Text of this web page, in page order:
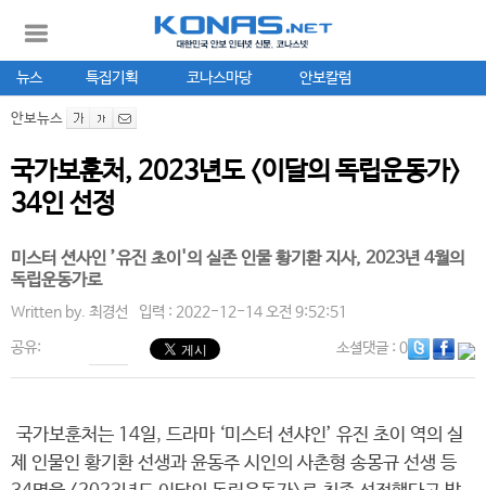
뉴스 특집기획 코나스마당 안보칼럼
안보뉴스
국가보훈처, 2023년도 <이달의 독립운동가>
34인 선정
미스터 션사인 ’유진 초이'의 실존 인물 황기환 지사, 2023년 4월의
독립운동가로
Written by. 최경선 입력 : 2022-12-14 오전 9:52:51
공유: 소셜댓글: 0
국가보훈처는 14일, 드라마 ‘미스터 션샤인’ 유진 초이 역의 실
제 인물인 황기환 선생과 윤동주 시인의 사촌형 송몽규 선생 등